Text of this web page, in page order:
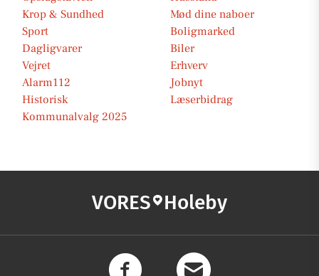
Krop & Sundhed
Mød dine naboer
Sport
Boligmarked
Dagligvarer
Biler
Vejret
Erhverv
Alarm112
Jobnyt
Historisk
Læserbidrag
Kommunalvalg 2025
VORES Holeby